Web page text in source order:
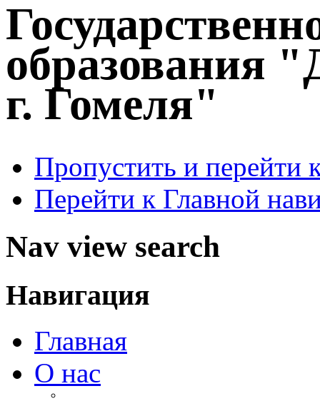
образования
г. Гомеля"
Пропустить и перейти
Перейти к Главной
Nav view search
Навигация
Главная
О нас